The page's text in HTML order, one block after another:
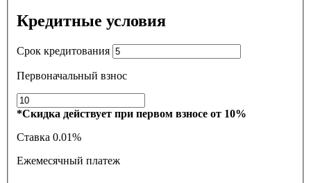
Кредитные условия
Срок кредитования
Первоначальный взнос
*Скидка действует при первом взносе от 10%
Ставка 0.01%
Ежемесячный платеж